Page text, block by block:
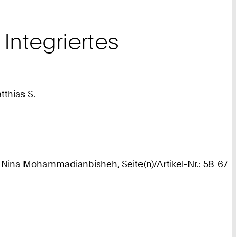
S.
Mohammadianbisheh, Seite(n)/Artikel-Nr.: 58-67